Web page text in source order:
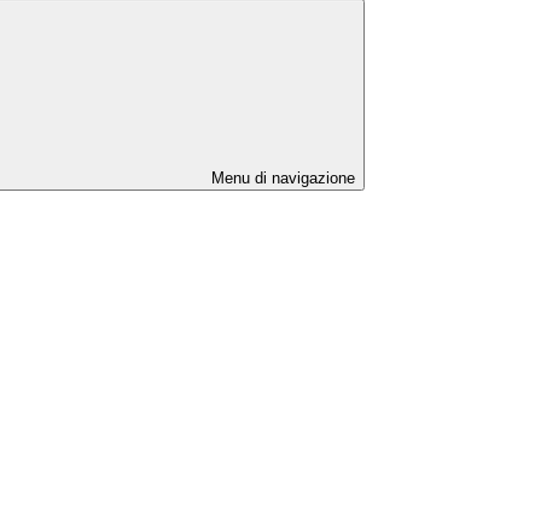
Menu di navigazione